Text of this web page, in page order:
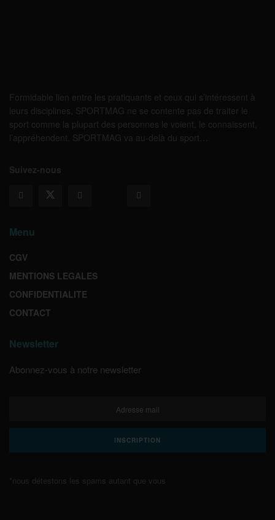
Formidable lien entre les pratiquants et ceux qui s’intéressent à
leurs disciplines, SPORTMAG ne se contente pas de traiter le
sport comme la plupart des personnes le voient, le connaissent,
l’appréhendent. SPORTMAG va au-delà du sport…
Suivez-nous
Menu
CGV
MENTIONS LEGALES
CONFIDENTIALITE
CONTACT
Newsletter
Abonnez-vous à notre newsletter
*nous détestons les spams autant que vous